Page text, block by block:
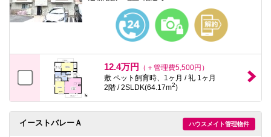
12.4万円
（＋管理費5,500円）
敷 ペット飼育時、1ヶ月 / 礼 1ヶ月
2階 / 2SLDK(64.17m2)
ハウスメイト管理物件
イーストバレーＡ